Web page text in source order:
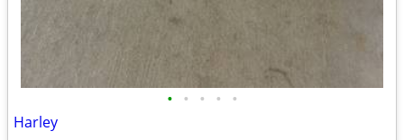
• • • • •
Harley